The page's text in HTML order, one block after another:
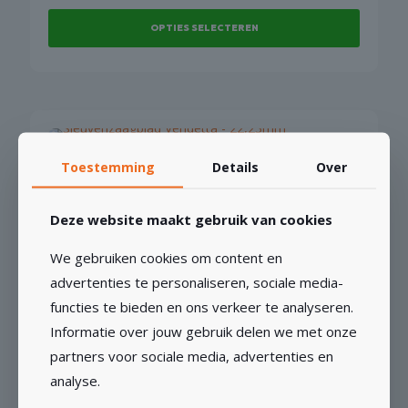
worden
OPTIES SELECTEREN
Deze
optie
gekozen
op
de
productpagina
Sleuvenzaagblad Vendetta – 22,23mm
€39,70
Dit
heeft
meerdere
variaties.
Deze
optie
SLEUF- & DROOGZAAGBLADEN
KOPEN? SNEL SLEUVEN ZAGEN
Toestemming Details Over
Deze website maakt gebruik van cookies
We gebruiken cookies om content en
advertenties te personaliseren, sociale media-
functies te bieden en ons verkeer te analyseren.
Informatie over jouw gebruik delen we met onze
partners voor sociale media, advertenties en
analyse.